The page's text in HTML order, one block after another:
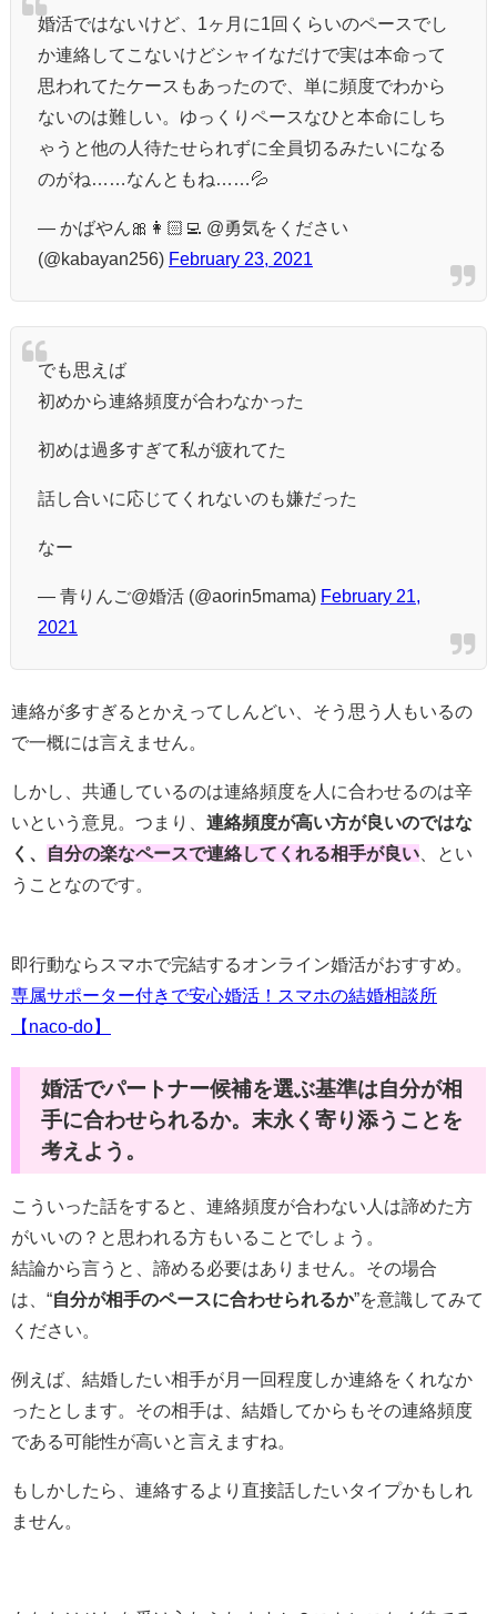
婚活ではないけど、1ヶ月に1回くらいのペースでし
か連絡してこないけどシャイなだけで実は本命って
思われてたケースもあったので、単に頻度でわから
ないのは難しい。ゆっくりペースなひと本命にしち
ゃうと他の人待たせられずに全員切るみたいになる
のがね……なんともね……💦
— かばやん🎀👩🏻‍💻 @勇気をください
(@kabayan256) February 23, 2021
でも思えば
初めから連絡頻度が合わなかった
初めは過多すぎて私が疲れてた
話し合いに応じてくれないのも嫌だった
なー
— 青りんご@婚活 (@aorin5mama) February 21,
2021
連絡が多すぎるとかえってしんどい、そう思う人もいるの
で一概には言えません。
しかし、共通しているのは連絡頻度を人に合わせるのは辛
いという意見。つまり、 連絡頻度が高い方が良いのではな
く、
自分の楽なペースで連絡してくれる相手が良い 、とい
うことなのです。
即行動ならスマホで完結するオンライン婚活がおすすめ。
専属サポーター付きで安心婚活！スマホの結婚相談所
【naco-do】
婚活でパートナー候補を選ぶ基準は自分が相
手に合わせられるか。末永く寄り添うことを
考えよう。
こういった話をすると、連絡頻度が合わない人は諦めた方
がいいの？と思われる方もいることでしょう。
結論から言うと、諦める必要はありません。その場合
は、“自分が相手のペースに合わせられるか”を意識してみて
ください。
例えば、結婚したい相手が月一回程度しか連絡をくれなか
ったとします。その相手は、結婚してからもその連絡頻度
である可能性が高いと言えますね。
もしかしたら、連絡するより直接話したいタイプかもしれ
ません。